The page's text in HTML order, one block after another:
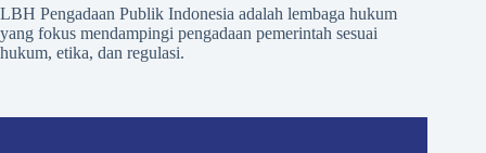
LBH Pengadaan Publik Indonesia adalah lembaga hukum
yang fokus mendampingi pengadaan pemerintah sesuai
hukum, etika, dan regulasi.